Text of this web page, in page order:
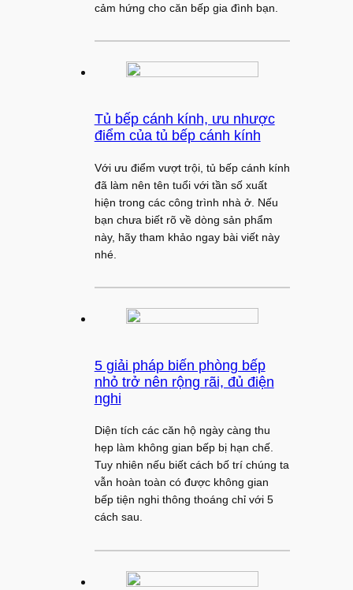
cảm hứng cho căn bếp gia đình bạn.
Tủ bếp cánh kính, ưu nhược
điểm của tủ bếp cánh kính
Với ưu điểm vượt trội, tủ bếp cánh kính
đã làm nên tên tuổi với tần số xuất
hiện trong các công trình nhà ở. Nếu
bạn chưa biết rõ về dòng sản phẩm
này, hãy tham khảo ngay bài viết này
nhé.
5 giải pháp biến phòng bếp
nhỏ trở nên rộng rãi, đủ điện
nghi
Diện tích các căn hộ ngày càng thu
hẹp làm không gian bếp bị hạn chế.
Tuy nhiên nếu biết cách bố trí chúng ta
vẫn hoàn toàn có được không gian
bếp tiện nghi thông thoáng chỉ với 5
cách sau.